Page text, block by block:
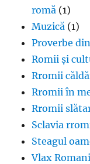
romă (1)
Muzică (1)
Proverbe
Romii și
Rromii
Rromii în
Rromii
Sclavia
Steagul
Vlax Romani